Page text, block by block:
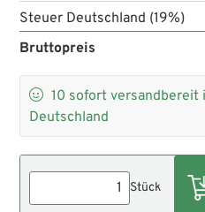
Steuer Deutschland (19%)
Bruttopreis
 10 sofort versandbereit
Deutschland
Stück